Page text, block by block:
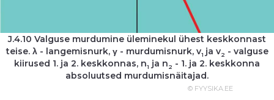
J.4.10 Valguse murdumine üleminekul ühest keskkonnast
teise. λ - langemisnurk, γ - murdumisnurk, v1ja v2 - valguse
kiirused 1. ja 2. keskkonnas, n1 ja n2 - 1. ja 2. keskkonna
absoluutsed murdumisnäitajad.
© FYYSIKA.EE